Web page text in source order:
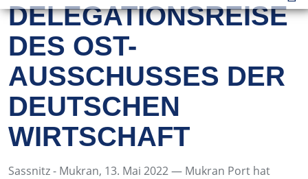
DELEGATIONSREISE
DES OST-
AUSSCHUSSES DER
DEUTSCHEN
WIRTSCHAFT
Sassnitz - Mukran, 13. Mai 2022 — Mukran Port hat